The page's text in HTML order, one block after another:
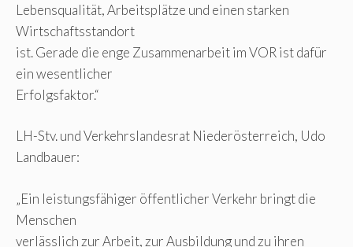
Lebensqualität, Arbeitsplätze und einen starken
Wirtschaftsstandort
ist. Gerade die enge Zusammenarbeit im VOR ist dafür
ein wesentlicher
Erfolgsfaktor.“
LH-Stv. und Verkehrslandesrat Niederösterreich, Udo
Landbauer:
„Ein leistungsfähiger öffentlicher Verkehr bringt die
Menschen
verlässlich zur Arbeit, zur Ausbildung und zu ihren